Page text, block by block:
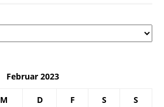
Februar 2023
M D F S S